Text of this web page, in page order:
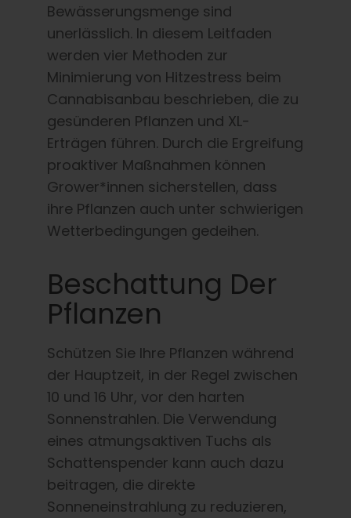
Bewässerungsmenge sind
unerlässlich. In diesem Leitfaden
werden vier Methoden zur
Minimierung von Hitzestress beim
Cannabisanbau beschrieben, die zu
gesünderen Pflanzen und XL-
Erträgen führen. Durch die Ergreifung
proaktiver Maßnahmen können
Grower*innen sicherstellen, dass
ihre Pflanzen auch unter schwierigen
Wetterbedingungen gedeihen.
Beschattung Der
Pflanzen
Schützen Sie Ihre Pflanzen während
der Hauptzeit, in der Regel zwischen
10 und 16 Uhr, vor den harten
Sonnenstrahlen. Die Verwendung
eines atmungsaktiven Tuchs als
Schattenspender kann auch dazu
beitragen, die direkte
Sonneneinstrahlung zu reduzieren,